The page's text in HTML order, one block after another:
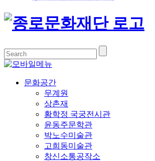
문화공간
무계원
상촌재
황학정 국궁전시관
윤동주문학관
박노수미술관
고희동미술관
창신소통공작소